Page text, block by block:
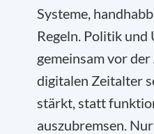
Systeme,
Regeln. Politik
gemeinsam vor
digitalen Zeitalter
stärkt, statt
auszubremsen.